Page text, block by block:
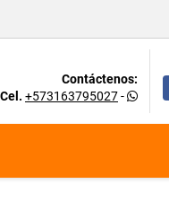
Contáctenos:
Cel. +573163795027-